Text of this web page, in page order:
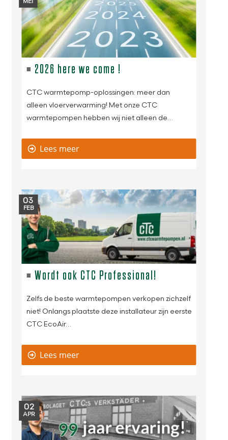
2026 here we come !
CTC warmtepomp-oplossingen: meer dan
alleen vloerverwarming! Met onze CTC
warmtepompen hebben wij niet alleen de…
Lees meer
03
FEB
Wordt ook CTC Professional!
Zelfs de beste warmtepompen verkopen zichzelf
niet! Onlangs plaatste deze installateur zijn eerste
CTC EcoAir…
Lees meer
02
APR